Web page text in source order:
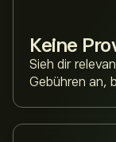
Keine
Sieh dir
Gebühren an,